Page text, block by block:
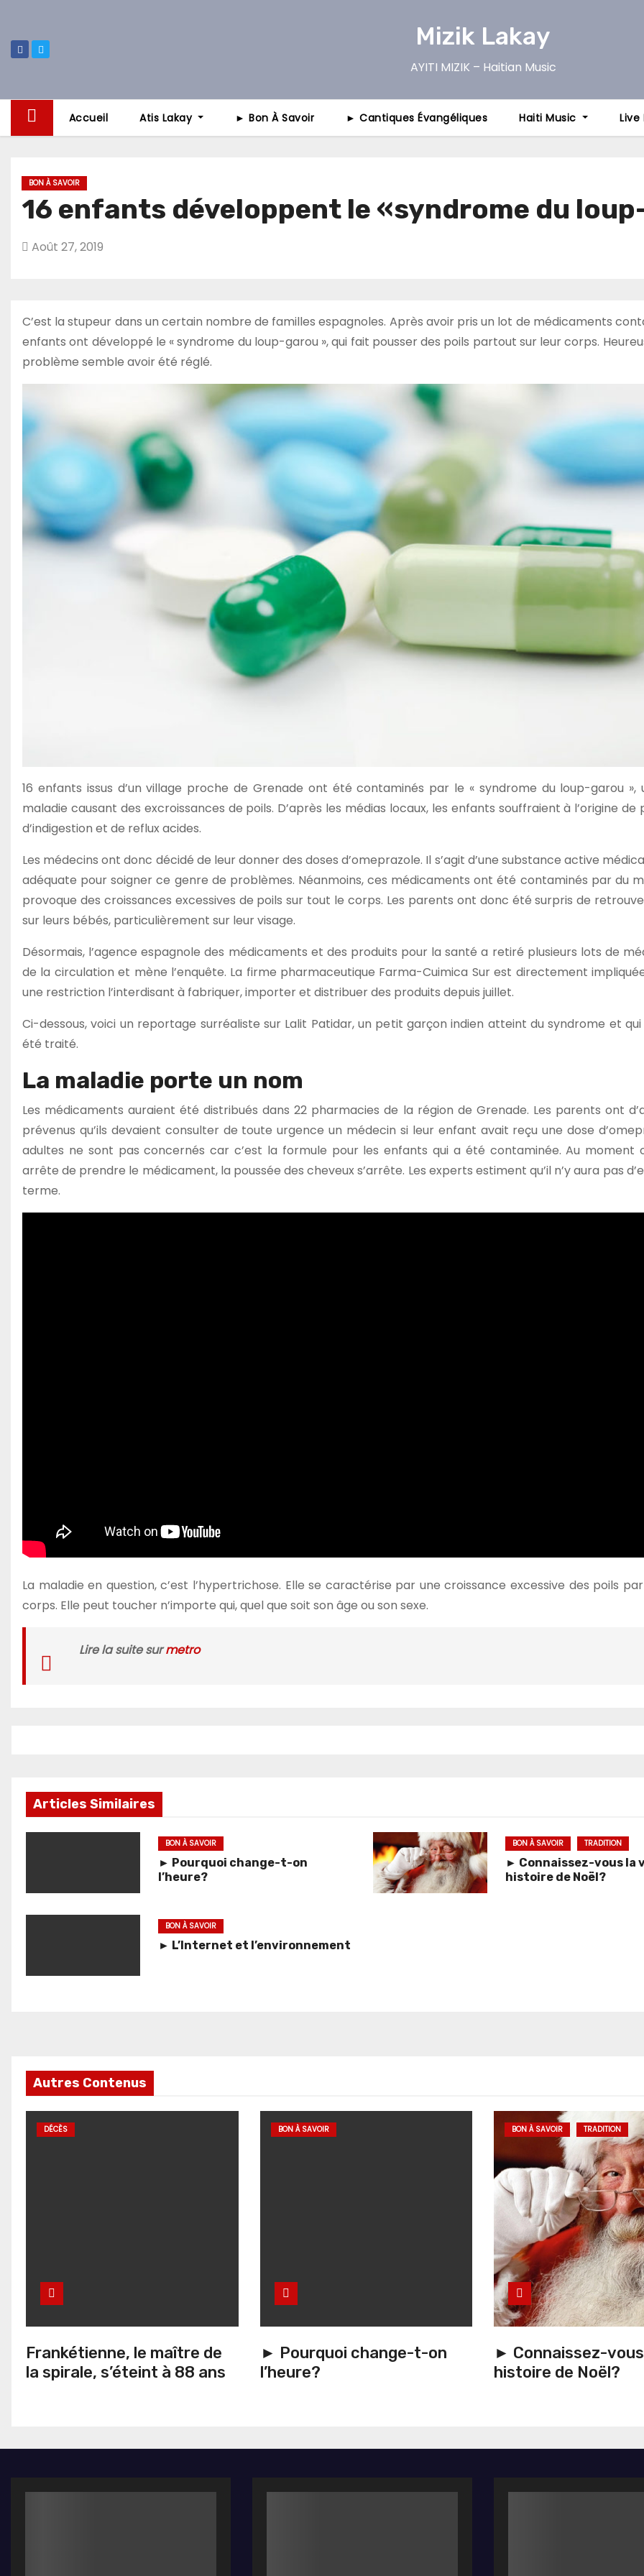
content
Mizik Lakay
AYITI MIZIK – Haitian Music
Accueil Atis Lakay ► Bon À Savoir ► Cantiques Évangéliques Haiti Music
BON À SAVOIR
16 enfants développent le «syndrome du
Août 27, 2019
C’est la stupeur dans un certain nombre de familles espagnoles. Après avoir pris un lot de médicaments
enfants ont développé le « syndrome du loup-garou », qui fait pousser des poils partout sur leur corps.
problème semble avoir été réglé.
16 enfants issus d’un village proche de Grenade ont été contaminés par le « syndrome du loup-garou »,
maladie causant des excroissances de poils. D’après les médias locaux, les enfants souffraient à l’origine de
d’indigestion et de reflux acides.
Les médecins ont donc décidé de leur donner des doses d’omeprazole. Il s’agit d’une substance active
adéquate pour soigner ce genre de problèmes. Néanmoins, ces médicaments ont été contaminés par du
provoque des croissances excessives de poils sur tout le corps. Les parents ont donc été surpris de
sur leurs bébés, particulièrement sur leur visage.
Désormais, l’agence espagnole des médicaments et des produits pour la santé a retiré plusieurs lots de
de la circulation et mène l’enquête. La firme pharmaceutique Farma-Cuimica Sur est directement
une restriction l’interdisant à fabriquer, importer et distribuer des produits depuis juillet.
Ci-dessous, voici un reportage surréaliste sur Lalit Patidar, un petit garçon indien atteint du syndrome et qui
été traité.
La maladie porte un nom
Les médicaments auraient été distribués dans 22 pharmacies de la région de Grenade. Les parents ont
prévenus qu’ils devaient consulter de toute urgence un médecin si leur enfant avait reçu une dose
adultes ne sont pas concernés car c’est la formule pour les enfants qui a été contaminée. Au moment
arrête de prendre le médicament, la poussée des cheveux s’arrête. Les experts estiment qu’il n’y aura pas
terme.
La maladie en question, c’est l’hypertrichose. Elle se caractérise par une croissance excessive des poils
corps. Elle peut toucher n’importe qui, quel que soit son âge ou son sexe.
Lire la suite surmetro
Articles Similaires
BON À SAVOIR
► Pourquoi change-t-on
l’heure?
BON À SAVOIR TRADITION
► Connaissez-vous la
histoire de Noël?
BON À SAVOIR
► L’Internet et l’environnement
Autres Contenus
DÉCÈS
Frankétienne, le maître de
la spirale, s’éteint à 88 ans
BON À SAVOIR
► Pourquoi change-t-on
l’heure?
BON À SAVOIR TRADITION
► Connaissez-
histoire de Noël?